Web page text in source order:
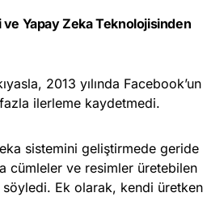
Yapay Zeka Teknolojisinden
2013 yılında Facebook’un
ilerleme kaydetmedi.
sistemini geliştirmede geride
cümleler ve resimler üretebilen
söyledi. Ek olarak, kendi üretken